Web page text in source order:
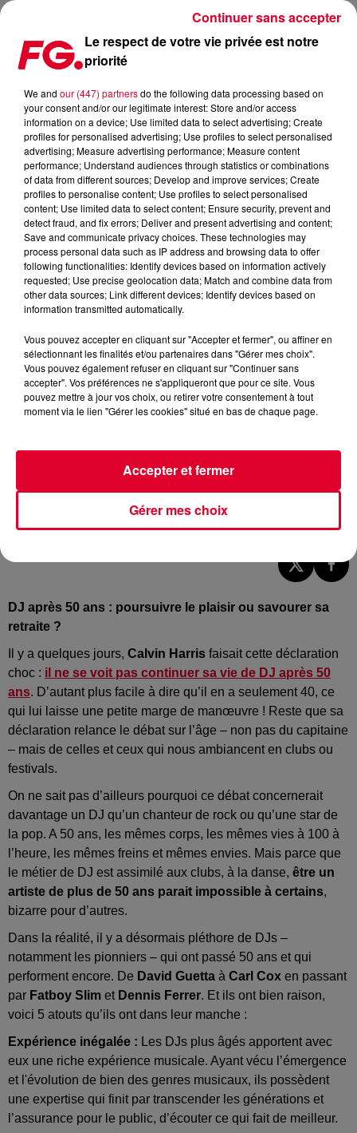
DJ APRÈS 50 ANS : POURSUIVRE LE PLAISIR OU SAVOURER
Publié : 26 février 2024 à 12h15 par Christophe HUBERT
DJ après 50 ans : poursuivre le plaisir ou savourer sa
retraite ?
Il y a quelques jours, Calvin Harris faisait cette déclaration
choc : il ne se voit pas continuer sa vie de DJ après 50
ans. D’autant plus facile à dire qu’il en a seulement 40, ce
qui lui laisse une petite marge de manœuvre ! Reste que sa
déclaration relance le débat sur l’âge – non pas du capitaine
– mais de celles et ceux qui nous ambiancent en clubs ou
festivals.
On ne sait pas d’ailleurs pourquoi ce débat concernerait
davantage un DJ qu’un chanteur de rock ou qu’une star de
la pop. A 50 ans, les mêmes corps, les mêmes vies à 100 à
l’heure, les mêmes freins et mêmes envies. Mais parce que
le métier de DJ est assimilé aux clubs, à la danse, être un
artiste de plus de 50 ans parait impossible à certains,
bizarre pour d’autres.
Dans la réalité, il y a désormais pléthore de DJs –
notamment les pionniers – qui ont passé 50 ans et qui
performent encore. De David Guetta à Carl Cox en passant
par Fatboy Slim et Dennis Ferrer. Et ils ont bien raison,
voici 5 atouts qu’ils ont dans leur manche :
Expérience inégalée : Les DJs plus âgés apportent avec
eux une riche expérience musicale. Ayant vécu l’émergence
et l'évolution de bien des genres musicaux, ils possèdent
une expertise qui finit par transcender les générations et
l’assurance pour le public, d’écouter ce qui fait de meilleur.
Le respect de votre vie privée est notre
priorité
We and our (447) partnersdo the following data processing based on
your consent and/or our legitimate interest: Store and/or access
information on a device; Use limited data to select advertising; Create
profiles for personalised advertising; Use profiles to select personalised
advertising; Measure advertising performance; Measure content
performance; Understand audiences through statistics or combinations
of data from different sources; Develop and improve services; Create
profiles to personalise content; Use profiles to select personalised
content; Use limited data to select content; Ensure security, prevent and
detect fraud, and fix errors; Deliver and present advertising and content;
Save and communicate privacy choices. These technologies may
process personal data such as IP address and browsing data to offer
following functionalities: Identify devices based on information actively
requested; Use precise geolocation data; Match and combine data from
other data sources; Link different devices; Identify devices based on
information transmitted automatically.
Vous pouvez accepter en cliquant sur "Accepter et fermer", ou affiner en
sélectionnant les finalités et/ou partenaires dans "Gérer mes choix".
Vous pouvez également refuser en cliquant sur "Continuer sans
accepter". Vos préférences ne s'appliqueront que pour ce site. Vous
pouvez mettre à jour vos choix, ou retirer votre consentement à tout
moment via le lien "Gérer les cookies" situé en bas de chaque page.
Gérer mes choix
Accepter et fermer
Continuer sans accepter